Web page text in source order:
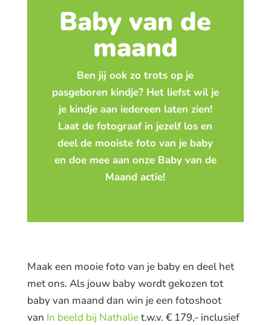
Baby van de
maand
Ben jij ook zo trots op je
pasgeboren kindje? Het liefst wil je
je kindje aan iedereen laten zien!
Laat de fotograaf in jezelf los en
deel de mooiste foto van je baby
en doe mee aan onze Baby van de
Maand actie!
Maak een mooie foto van je baby en deel het
met ons. Als jouw baby wordt gekozen tot
baby van maand dan win je een fotoshoot
van In beeld bij Nathaliet.w.v. € 179,- inclusief